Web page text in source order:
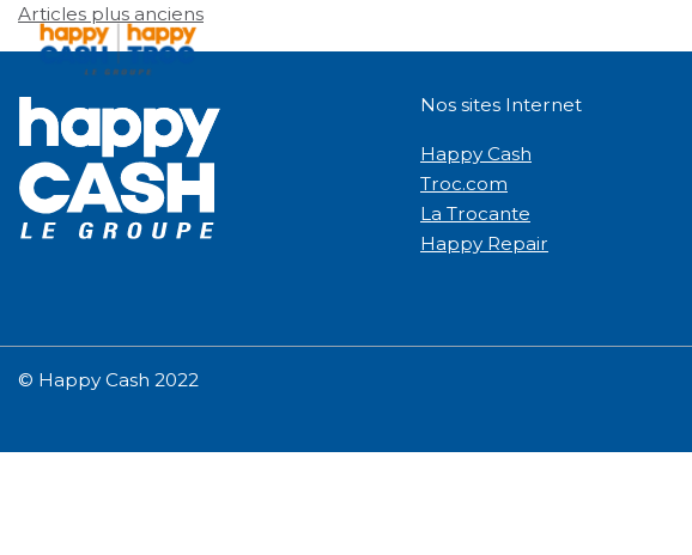
Navigation
des
articles
Articles plus anciens
Nos sites Internet
Happy Cash
Troc.com
La Trocante
Happy Repair
© Happy Cash 2022